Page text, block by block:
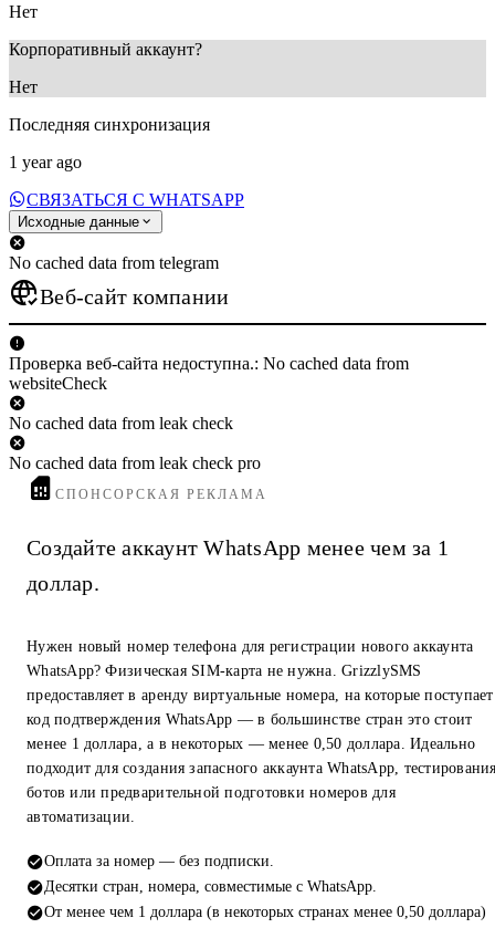
Нет
Корпоративный аккаунт?
Нет
Последняя синхронизация
1 year ago
СВЯЗАТЬСЯ С WHATSAPP
Исходные данные
No cached data from telegram
Веб-сайт компании
Проверка веб-сайта недоступна.: No cached data from
websiteCheck
No cached data from leak check
No cached data from leak check pro
СПОНСОРСКАЯ РЕКЛАМА
Создайте аккаунт WhatsApp менее чем за 1
доллар.
Нужен новый номер телефона для регистрации нового аккаунта
WhatsApp? Физическая SIM-карта не нужна. GrizzlySMS
предоставляет в аренду виртуальные номера, на которые поступает
код подтверждения WhatsApp — в большинстве стран это стоит
менее 1 доллара, а в некоторых — менее 0,50 доллара. Идеально
подходит для создания запасного аккаунта WhatsApp,
ботов или предварительной подготовки номеров для
автоматизации.
Оплата за номер — без подписки.
Десятки стран, номера, совместимые с WhatsApp.
От менее чем 1 доллара (в некоторых странах менее 0,50 доллара)